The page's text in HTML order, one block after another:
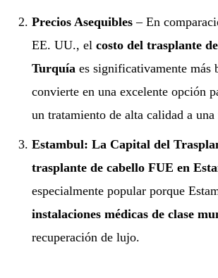
Precios Asequibles – En
EE. UU., elcosto del trasplante
Turquía es significativamente más
convierte en una excelente opción
un tratamiento de alta calidad a
Estambul: La Capital del
trasplante de cabello FUE en
especialmente popular porque
instalaciones médicas de clase
recuperación de lujo.